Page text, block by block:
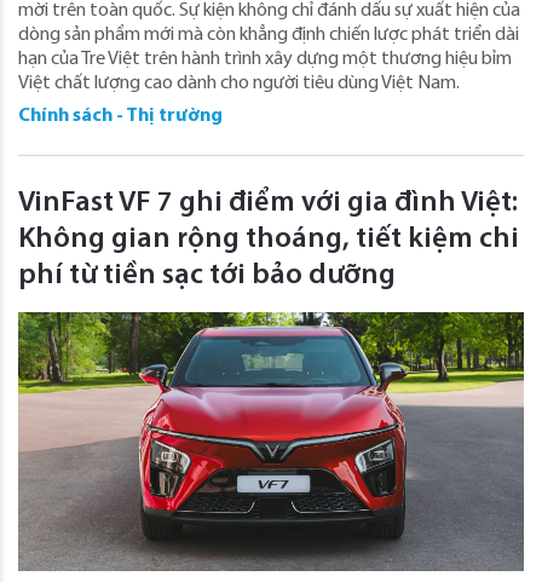
mời trên toàn quốc. Sự kiện không chỉ đánh dấu sự xuất hiện của
dòng sản phẩm mới mà còn khẳng định chiến lược phát triển dài
hạn của Tre Việt trên hành trình xây dựng một thương hiệu bỉm
Việt chất lượng cao dành cho người tiêu dùng Việt Nam.
Chính sách - Thị trường
VinFast VF 7 ghi điểm với gia đình Việt:
Không gian rộng thoáng, tiết kiệm chi
phí từ tiền sạc tới bảo dưỡng